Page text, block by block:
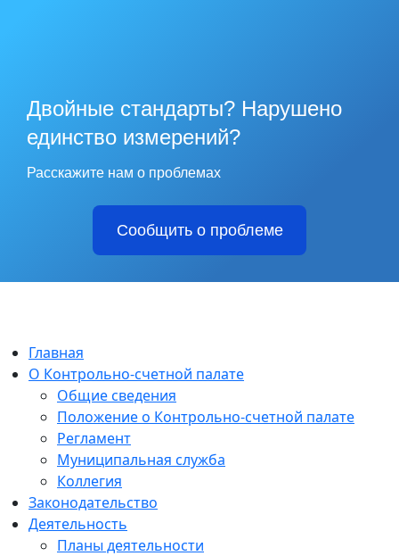
Двойные стандарты? Нарушено
единство измерений?
Расскажите нам о проблемах
Сообщить о проблеме
Главная
О Контрольно-счетной палате
Общие сведения
Положение о Контрольно-счетной палате
Регламент
Муниципальная служба
Коллегия
Законодательство
Деятельность
Планы деятельности